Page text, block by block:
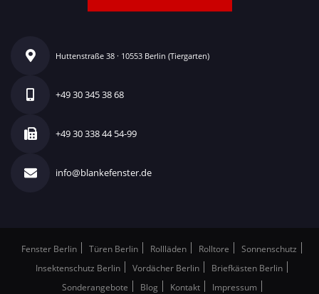
Huttenstraße 38 · 10553 Berlin (Tiergarten)
+49 30 345 38 68
+49 30 338 44 54-99
info@blankefenster.de
Fenster Berlin Türen Berlin Rollläden Rolltore
Sonnenschutz
Insektenschutz Berlin
Vordächer Berlin
Briefkästen Berlin
Sonderangebote
Blog Kontakt
Impressum